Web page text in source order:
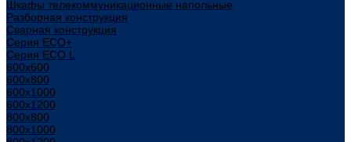
Шкафы телекоммуникационные напольные
Разборная конструкция
Сварная конструкция
Серия ECO+
Серия ECO L
600x600
600x800
600х1000
600х1200
800x800
800х1000